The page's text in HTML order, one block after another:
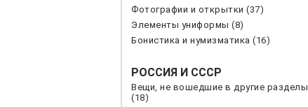
Фотографии и открытки (37)
Элементы униформы (8)
Бонистика и нумизматика (16)
РОССИЯ И СССР
Вещи, не вошедшие в другие разделы
(18)